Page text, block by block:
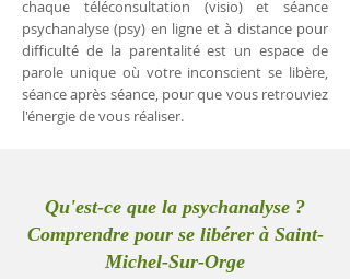
chaque téléconsultation (visio) et séance
psychanalyse (psy) en ligne et à distance pour
difficulté de la parentalité est un espace de
parole unique où votre inconscient se libère,
séance après séance, pour que vous retrouviez
l'énergie de vous réaliser.
Qu'est-ce que la psychanalyse ?
Comprendre pour se libérer à Saint-
Michel-Sur-Orge